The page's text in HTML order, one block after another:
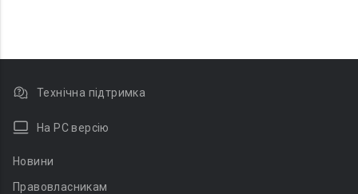
Технічна підтримка
На PC версію
Новини
Правовласникам